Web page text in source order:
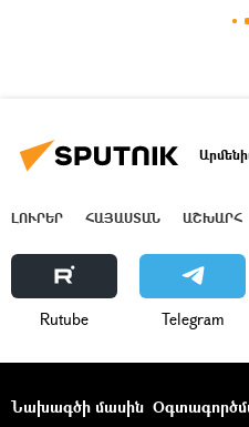
ԼՈՒՐԵՐ ՀԱՅԱՍՏԱՆ ԱՇԽԱՐՀ
Rutube Telegram
Նախագծի մասին